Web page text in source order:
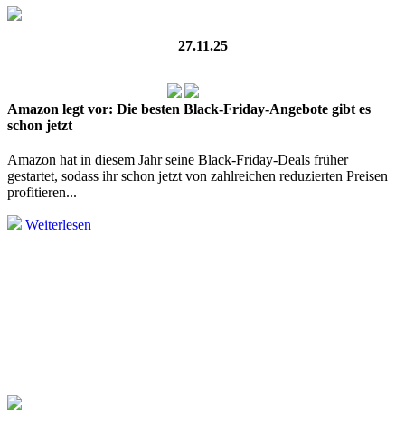
27.11.25
Amazon legt vor: Die besten Black‑Friday‑Angebote gibt es
schon jetzt
Amazon hat in diesem Jahr seine Black‑Friday‑Deals früher
gestartet, sodass ihr schon jetzt von zahlreichen reduzierten Preisen
profitieren...
Weiterlesen